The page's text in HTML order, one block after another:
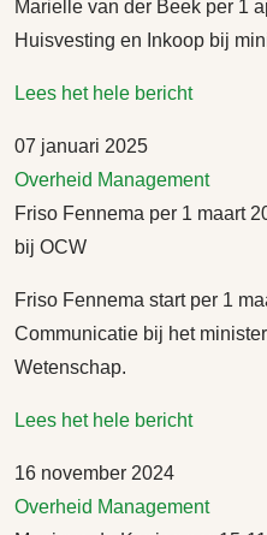
Marielle van der Beek per 1
Huisvesting en Inkoop bij
Lees het hele bericht
07 januari 2025
Overheid Management
Friso Fennema per 1 maart
bij OCW
Friso Fennema start per 1
Communicatie bij het
Wetenschap.
Lees het hele bericht
16 november 2024
Overheid Management